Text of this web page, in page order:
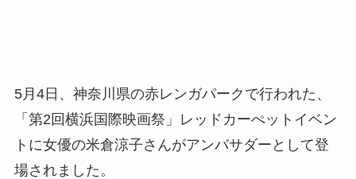
5月4日、神奈川県の赤レンガパークで行われた、
「第2回横浜国際映画祭」レッドカーぺットイベン
トに女優の米倉涼子さんがアンバサダーとして登
場されました。